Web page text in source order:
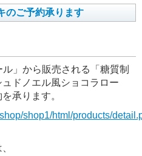
のご予約承ります
」から販売される「糖質制
ドノエル風ショコラロー
承ります。
shop1/html/products/